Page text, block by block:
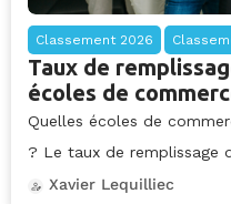
Classement 2026
Taux de
écoles de
Quelles écoles de
? Le taux de remplissage
Xavier Lequilliec